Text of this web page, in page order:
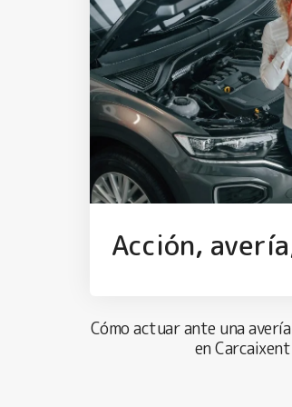
Acción,
Cómo actuar ante una
en Carcaixent